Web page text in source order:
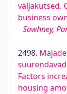
väljakutsed.
business
Sawhney,
2498.
Factors
housing